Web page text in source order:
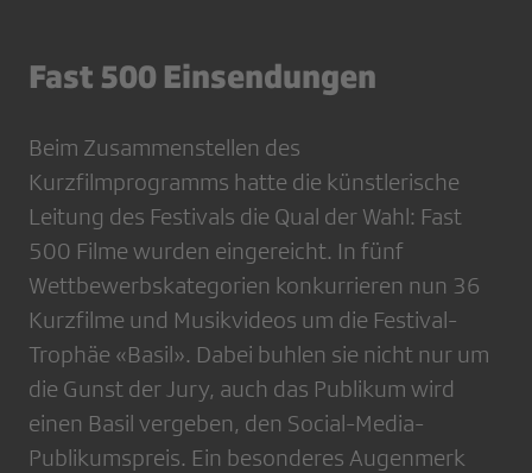
Fast 500 Einsendungen
Beim Zusammenstellen des
Kurzfilmprogramms hatte die künstlerische
Leitung des Festivals die Qual der Wahl: Fast
500 Filme wurden eingereicht. In fünf
Wettbewerbskategorien konkurrieren nun 36
Kurzfilme und Musikvideos um die Festival-
Trophäe «Basil». Dabei buhlen sie nicht nur um
die Gunst der Jury, auch das Publikum wird
einen Basil vergeben, den Social-Media-
Publikumspreis. Ein besonderes Augenmerk